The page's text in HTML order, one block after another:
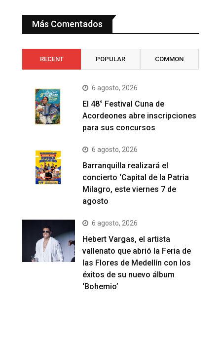
Más Comentados
RECENT POPULAR COMMON
6 agosto, 2026
El 48° Festival Cuna de
Acordeones abre inscripciones
para sus concursos
6 agosto, 2026
Barranquilla realizará el
concierto ‘Capital de la Patria
Milagro, este viernes 7 de
agosto
6 agosto, 2026
Hebert Vargas, el artista
vallenato que abrió la Feria de
las Flores de Medellín con los
éxitos de su nuevo álbum
‘Bohemio’